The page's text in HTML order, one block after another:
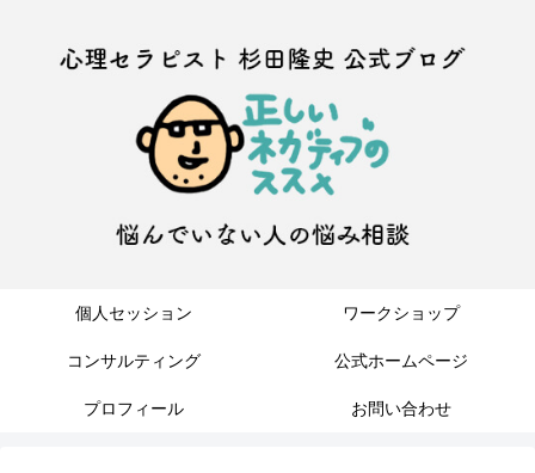
個人セッション ワークショップ
コンサルティング 公式ホームページ
プロフィール お問い合わせ